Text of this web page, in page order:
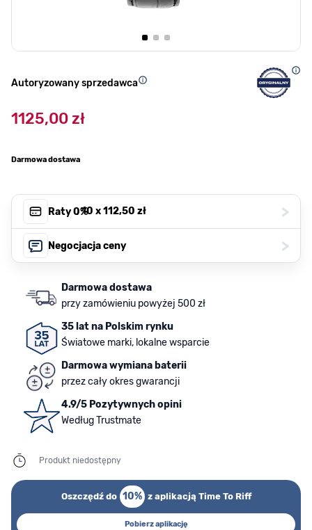
Autoryzowany sprzedawca
1125,00 zł
Darmowa dostawa
Raty 0%, 10 x112,50 zł >
Negocjacja ceny >
Darmowa dostawa
przy zamówieniu powyżej 500 zł
35 lat na Polskim rynku
Światowe marki, lokalne wsparcie
Darmowa wymiana baterii
przez cały okres gwarancji
4.9/5 Pozytywnych opini
Według Trustmate
Produkt niedostępny
Oszczędź do 10% z aplikacją Time To Riff
Pobierz aplikację